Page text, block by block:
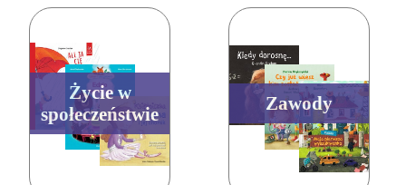
Życie w
społeczeństwie
Zawody